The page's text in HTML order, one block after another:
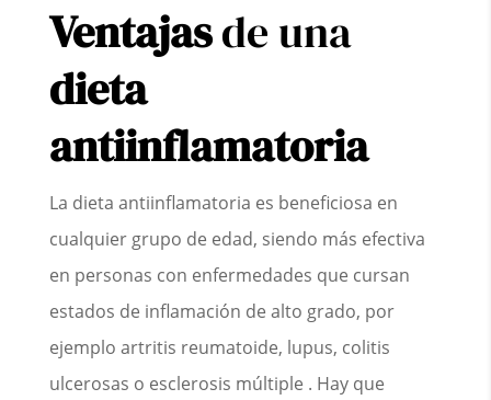
Ventajasde una
dieta
antiinflamatoria
La dieta antiinflamatoria es beneficiosa en
cualquier grupo de edad, siendo más efectiva
en personas con enfermedades que cursan
estados de inflamación de alto grado, por
ejemplo artritis reumatoide, lupus, colitis
ulcerosas o esclerosis múltiple . Hay que